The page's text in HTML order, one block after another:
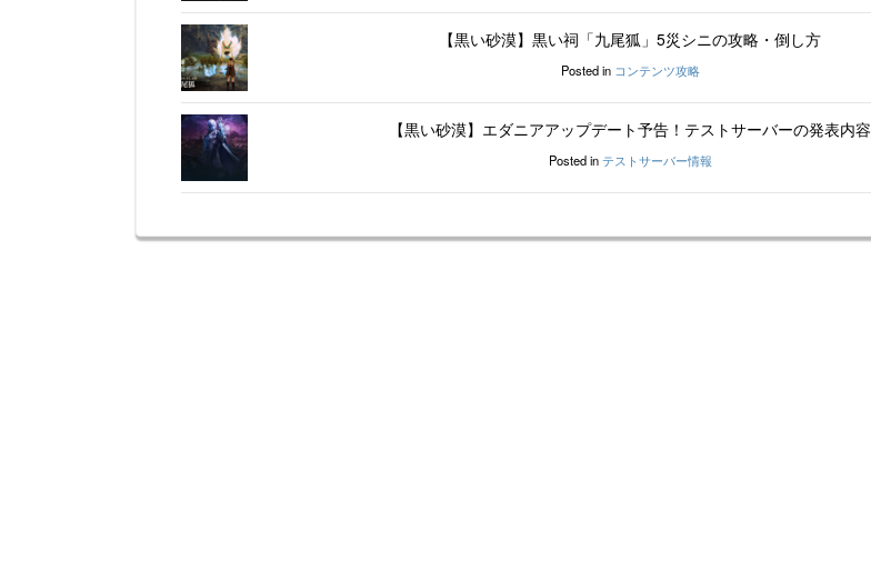
【黒い砂漠】黒い祠「九尾狐」5災シニの攻略・倒し方
Posted in コンテンツ攻略
【黒い砂漠】エダニアアップデート予告！テストサーバーの発表内容
Posted inテストサーバー情報